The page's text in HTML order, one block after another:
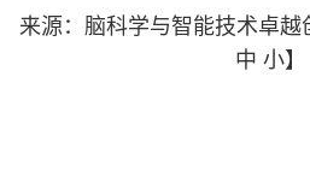
来源：脑科学与智能技术卓越
中 小】